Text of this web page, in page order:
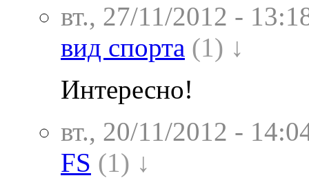
вт., 27/11/2012 -
вид спорта (1) ↓
Интересно!
вт., 20/11/2012 -
FS (1) ↓